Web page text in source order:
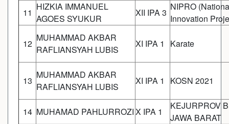
11
HIZKIA IMMANUEL
AGOES SYUKUR
XII IPA 3
NIPRO
Innovation
12
MUHAMMAD AKBAR
RAFLIANSYAH LUBIS
XI IPA 1 Karate
13
MUHAMMAD AKBAR
RAFLIANSYAH LUBIS
XI IPA 1 KOSN 2021
14 MUHAMAD PAHLURROZIX IPA 1
KEJURPROV
JAWA BARAT